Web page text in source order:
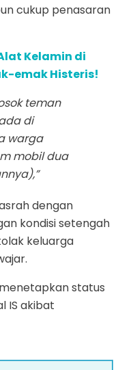
cukup penasaran
Kelamin di
emak Histeris!
teman
di
warga
mobil dua
dengan
kondisi setengah
keluarga
status
IS akibat